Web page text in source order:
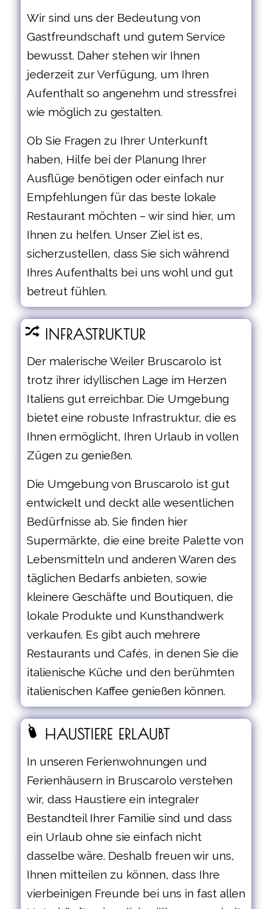
Wir sind uns der Bedeutung von
Gastfreundschaft und gutem Service
bewusst. Daher stehen wir Ihnen
jederzeit zur Verfügung, um Ihren
Aufenthalt so angenehm und stressfrei
wie möglich zu gestalten.
Ob Sie Fragen zu Ihrer Unterkunft
haben, Hilfe bei der Planung Ihrer
Ausflüge benötigen oder einfach nur
Empfehlungen für das beste lokale
Restaurant möchten – wir sind hier, um
Ihnen zu helfen. Unser Ziel ist es,
sicherzustellen, dass Sie sich während
Ihres Aufenthalts bei uns wohl und gut
betreut fühlen.
INFRASTRUKTUR
Der malerische Weiler Bruscarolo ist
trotz ihrer idyllischen Lage im Herzen
Italiens gut erreichbar. Die Umgebung
bietet eine robuste Infrastruktur, die es
Ihnen ermöglicht, Ihren Urlaub in vollen
Zügen zu genießen.
Die Umgebung von Bruscarolo ist gut
entwickelt und deckt alle wesentlichen
Bedürfnisse ab. Sie finden hier
Supermärkte, die eine breite Palette von
Lebensmitteln und anderen Waren des
täglichen Bedarfs anbieten, sowie
kleinere Geschäfte und Boutiquen, die
lokale Produkte und Kunsthandwerk
verkaufen. Es gibt auch mehrere
Restaurants und Cafés, in denen Sie die
italienische Küche und den berühmten
italienischen Kaffee genießen können.
HAUSTIERE ERLAUBT
In unseren Ferienwohnungen und
Ferienhäusern in Bruscarolo verstehen
wir, dass Haustiere ein integraler
Bestandteil Ihrer Familie sind und dass
ein Urlaub ohne sie einfach nicht
dasselbe wäre. Deshalb freuen wir uns,
Ihnen mitteilen zu können, dass Ihre
vierbeinigen Freunde bei uns in fast allen